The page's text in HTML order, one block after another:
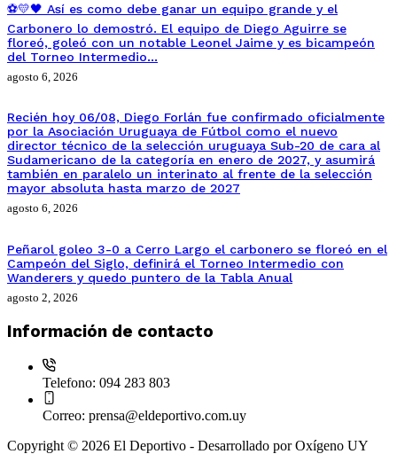
⚽💛🖤 Así es como debe ganar un equipo grande y el
Carbonero lo demostró. El equipo de Diego Aguirre se
floreó, goleó con un notable Leonel Jaime y es bicampeón
del Torneo Intermedio…
agosto 6, 2026
Recién hoy 06/08, Diego Forlán fue confirmado oficialmente
por la Asociación Uruguaya de Fútbol como el nuevo
director técnico de la selección uruguaya Sub-20 de cara al
Sudamericano de la categoría en enero de 2027, y asumirá
también en paralelo un interinato al frente de la selección
mayor absoluta hasta marzo de 2027
agosto 6, 2026
Peñarol goleo 3-0 a Cerro Largo el carbonero se floreó en el
Campeón del Siglo, definirá el Torneo Intermedio con
Wanderers y quedo puntero de la Tabla Anual
agosto 2, 2026
Información de contacto
Telefono: 094 283 803
Correo: prensa@eldeportivo.com.uy
Copyright © 2026 El Deportivo - Desarrollado por Oxígeno UY